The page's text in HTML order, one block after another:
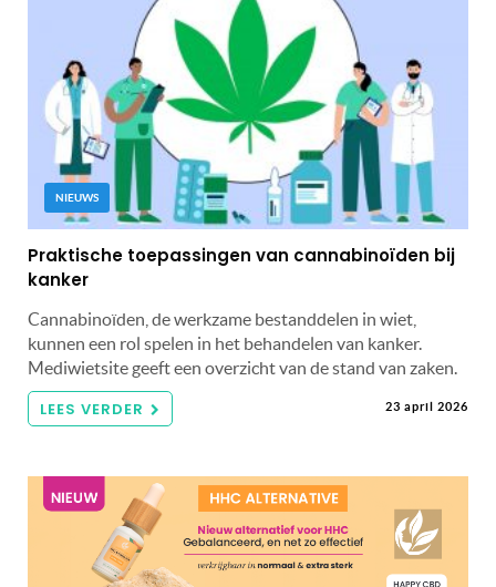
NIEUWS
Praktische toepassingen van cannabinoïden bij
kanker
Cannabinoïden, de werkzame bestanddelen in wiet,
kunnen een rol spelen in het behandelen van kanker.
Mediwietsite geeft een overzicht van de stand van zaken.
LEES VERDER 23 april 2026